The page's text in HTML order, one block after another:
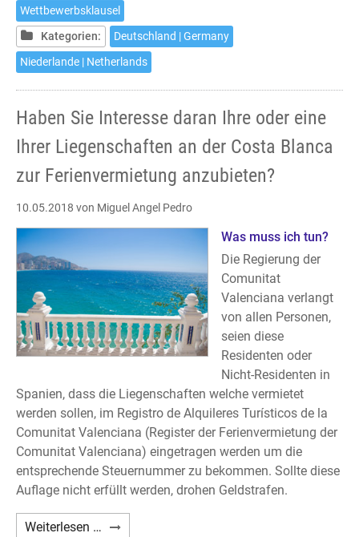
Niederlanden
Wettbewerbsklausel
Kategorien:
Deutschland | Germany
Niederlande | Netherlands
Haben Sie Interesse daran Ihre oder eine
Ihrer Liegenschaften an der Costa Blanca
zur Ferienvermietung anzubieten?
10.05.2018 von Miguel Angel Pedro
Was muss ich tun?
Die Regierung der
Comunitat
Valenciana verlangt
von allen Personen,
seien diese
Residenten oder
Nicht-Residenten in
Spanien, dass die Liegenschaften welche vermietet
werden sollen, im Registro de Alquileres Turísticos de la
Comunitat Valenciana (Register der Ferienvermietung der
Comunitat Valenciana) eingetragen werden um die
entsprechende Steuernummer zu bekommen. Sollte diese
Auflage nicht erfüllt werden, drohen Geldstrafen.
Weiterlesen … Haben